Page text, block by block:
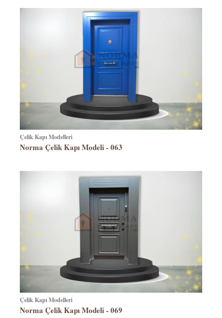
Çelik Kapı Modelleri
Norma Çelik Kapı Modeli - 063
Çelik Kapı Modelleri
Norma Çelik Kapı Modeli - 069